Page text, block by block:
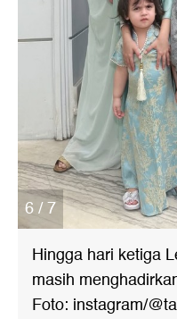
6 / 7
Hingga hari ketiga
masih
Foto: instagram/